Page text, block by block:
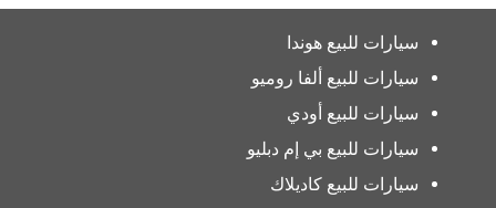
سيارات للبيع هوندا
سيارات للبيع ألفا روميو
سيارات للبيع أودي
سيارات للبيع بي إم دبليو
سيارات للبيع كاديلاك